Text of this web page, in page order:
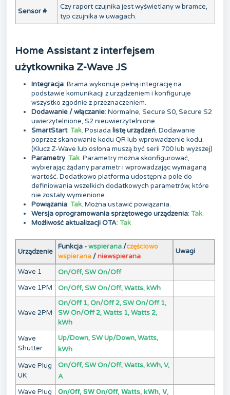
Sensor #
Czy raport czujnika jest wyświetlany w bramce,
typ czujnika w uwagach.
Home Assistant z interfejsem
użytkownika Z-Wave JS
Integracja: Brama wykonuje pełną integrację na
podstawie komunikacji z urządzeniem i konfiguruje
wszystko zgodnie z przeznaczeniem.
Dodawanie / włączanie: Normalne, Secure S0, Secure S2
uwierzytelnione, S2 nieuwierzytelnione
SmartStart: Tak. Posiada listę urządzeń. Dodawanie
poprzez skanowanie kodu QR lub wprowadzenie kodu.
(Klucz Z-Wave lub osłona muszą być serii 700 lub wyższej)
Parametry: Tak. Parametry można skonfigurować,
wybierając żądany parametr i wprowadzając wymaganą
wartość. Dodatkowo platforma udostępnia pole do
definiowania wszelkich dodatkowych parametrów, które
nie zostały wymienione.
Powiązania: Tak. Można ustawić powiązania.
Wersja oprogramowania sprzętowego urządzenia: Tak.
Możliwość aktualizacji OTA: Tak
Urządzenie
Funkcja -wspierana/częściowo
wspierana/niewspierana
Uwagi
Wave 1
On/Off, SW On/Off
Wave 1PM
On/Off, SW On/Off, Watts, kWh
Wave 2PM
On/Off 1, On/Off 2, SW On/Off 1,
SW On/Off 2, Watts 1, Watts 2,
kWh
Wave
Shutter
Up/Down, SW Up/Down, Watts,
kWh
Wave Plug
UK
On/Off, SW On/Off, Watts, kWh, V,
A
Wave Plug
On/Off, SW On/Off, Watts, kWh, V,